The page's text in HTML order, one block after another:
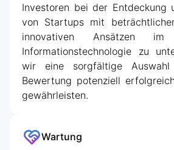
Investoren bei der Entdeckung
von Startups mit
innovativen Ansätzen
Informationstechnologie zu
wir eine sorgfältige
Bewertung potenziell
gewährleisten.
Wartung